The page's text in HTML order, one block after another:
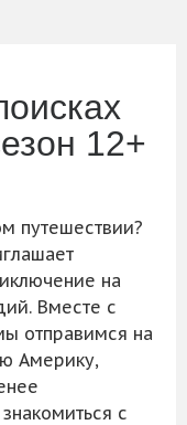
12+
путешествии?
на
Вместе с
отправимся на
Америку,
с